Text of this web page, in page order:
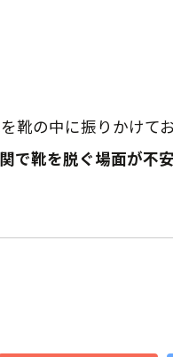
靴の中に振りかけて
で靴を脱ぐ場面が不